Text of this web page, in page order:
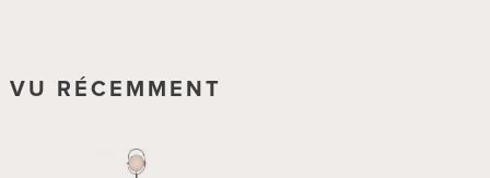
3000K (blanc chaud).
VU RÉCEMMENT